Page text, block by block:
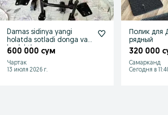
Damas sidinya yangi
holatda sotladi donga va
kaplektka
600 000 сум
Чартак
13 июля 2026 г.
Полик
рядный
320 000
Самарканд
Сегодня в